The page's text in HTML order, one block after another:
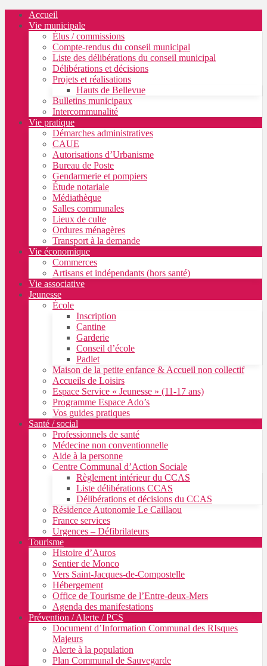
Skip
Skip
Skip
Accueil
Vie municipale
Élus / commissions
Compte-rendus du conseil municipal
Liste des délibérations du conseil municipal
Délibérations et décisions
Projets et réalisations
Hauts de Bellevue
Bulletins municipaux
Intercommunalité
Vie pratique
Démarches administratives
CAUE
Autorisations d’Urbanisme
Bureau de Poste
Gendarmerie et pompiers
Étude notariale
Médiathèque
Salles communales
Lieux de culte
Ordures ménagères
Transport à la demande
Vie économique
Commerces
Artisans et indépendants (hors santé)
Vie associative
Jeunesse
École
Inscription
Cantine
Garderie
Conseil d’école
Padlet
Maison de la petite enfance & Accueil non collectif
Accueils de Loisirs
Espace Service « Jeunesse » (11-17 ans)
Programme Espace Ado’s
Vos guides pratiques
Santé / social
Professionnels de santé
Médecine non conventionnelle
Aide à la personne
Centre Communal d’Action Sociale
Règlement intérieur du CCAS
Liste délibérations CCAS
Délibérations et décisions du CCAS
Résidence Autonomie Le Caillaou
France services
Urgences – Défibrilateurs
Tourisme
Histoire d’Auros
Sentier de Monco
Vers Saint-Jacques-de-Compostelle
Hébergement
Office de Tourisme de l’Entre-deux-Mers
Agenda des manifestations
Prévention / Alerte / PCS
Document d’Information Communal des RIsques
Majeurs
Alerte à la population
Plan Communal de Sauvegarde